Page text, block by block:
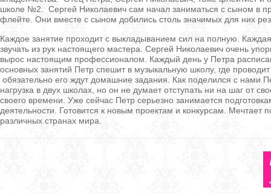
школе №2. Сергей Николаевич сам начал заниматься с сыном в
флейте. Они вместе с сыном добились столь значимых для них
Каждое занятие проходит с выкладыванием сил на полную.
звучать из рук настоящего мастера. Сергей Николаевич очень
вырос настоящим профессионалом. Каждый день у Петра
основных занятий Петр спешит в музыкальную школу, где
обязательно его ждут домашние задания. Как поделился с нами
нагрузка в двух школах, но он не думает отступать ни на шаг от
своего времени. Уже сейчас Петр серьезно занимается
деятельности. Готовится к новым проектам и конкурсам. Мечтает
различных странах мира.